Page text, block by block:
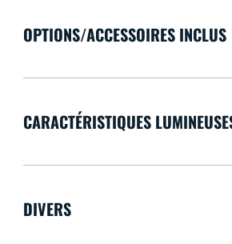
OPTIONS/ACCESSOIRES INCLUS
CARACTÉRISTIQUES
DIVERS